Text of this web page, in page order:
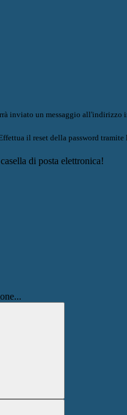
inviato un messaggio all'indirizzo
il reset della password tramite
di posta elettronica!